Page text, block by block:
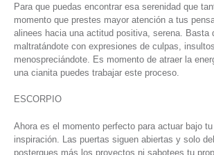
Para que puedas encontrar esa serenidad que
momento que prestes mayor atención a tus
alinees hacia una actitud positiva, serena. Basta
maltratándote con expresiones de culpas,
menospreciándote. Es momento de atraer la
una cianita puedes trabajar este proceso.
ESCORPIO
Ahora es el momento perfecto para actuar bajo
inspiración. Las puertas siguen abiertas y solo
postergues más los proyectos ni sabotees tu